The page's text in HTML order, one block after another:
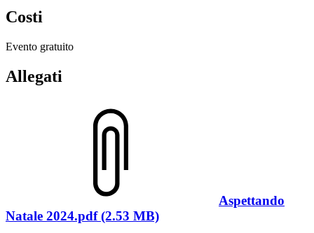
Costi
Evento gratuito
Allegati
Aspettando
Natale 2024.pdf (2.53 MB)